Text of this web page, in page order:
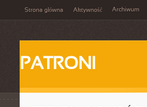
Strona główna Aktywność Archiwum
PATRONI